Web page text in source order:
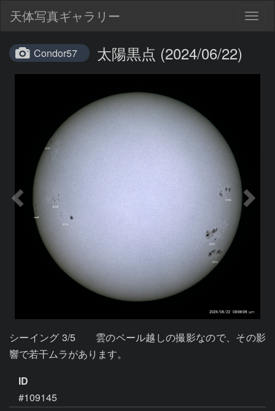
天体写真ギャラリー
Condor57 太陽黒点 (2024/06/22)
シーイング 3/5　　雲のベール越しの撮影なので、その影
響で若干ムラがあります。
ID
#109145